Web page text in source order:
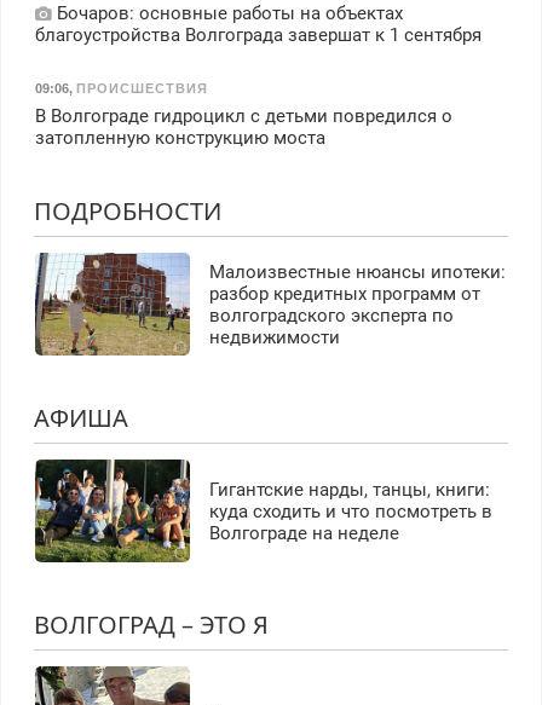
Бочаров: основные работы на объектах
благоустройства Волгограда завершат к 1 сентября
09:06, ПРОИСШЕСТВИЯ
В Волгограде гидроцикл с детьми повредился о
затопленную конструкцию моста
ПОДРОБНОСТИ
Малоизвестные нюансы ипотеки:
разбор кредитных программ от
волгоградского эксперта по
недвижимости
АФИША
Гигантские нарды, танцы, книги:
куда сходить и что посмотреть в
Волгограде на неделе
ВОЛГОГРАД – ЭТО Я